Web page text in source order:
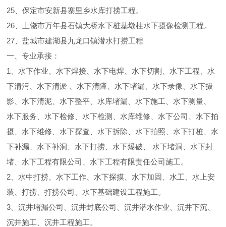
25、保定市安新县寨里乡水库打捞工程。
26、上饶市万年县石镇大桥水下桩基墩柱水下摄像检测工程。
27、盐城市建湖县九龙口镇潜水打捞工程
一、专业承接：
1、水下作业、水下焊接、水下电焊、水下切割、水下工程、水
下清污、水下清淤 、水下清障、水下堵漏、水下录像、水下摄
影、水下清泥、水下整平、水库堵漏、水下施工、水下测量、
水下服务、水下检修、水下检测、水库维修、水下公司、水下拍
摄、水下维修、水下探查、水下拆除、水下拍照、水下打桩、水
下补漏、水下补洞、水下打捞、水下爆破、 水下堵洞、水下封
堵、水下工程有限公司、水下工程有限责任公司施工。
2、水中打捞、水下工作、水下探摸、水下加固、水工、水上安
装、打捞、打捞公司、水下基础建设工程施工。
3、沉井堵漏公司、沉井封底公司、沉井潜水作业、沉井下沉、
沉井施工、沉井工程施工。